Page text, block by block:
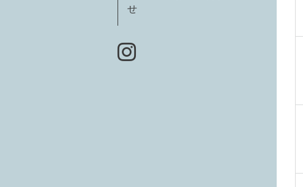
せ